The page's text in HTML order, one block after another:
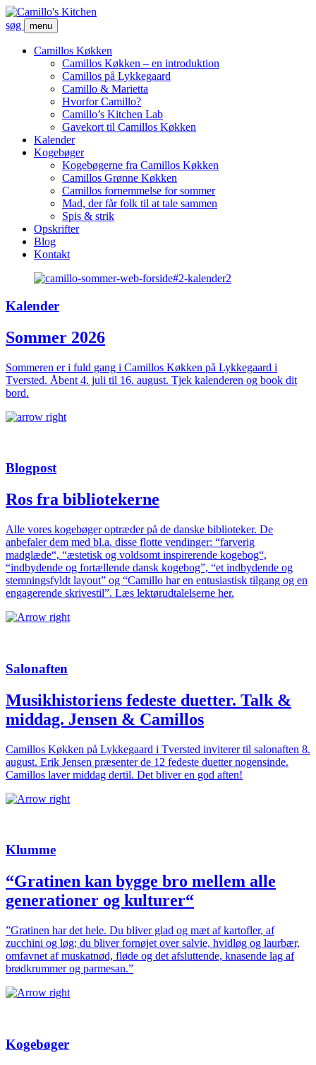
søg menu
Camillos Køkken
Camillos Køkken – en introduktion
Camillos på Lykkegaard
Camillo & Marietta
Hvorfor Camillo?
Camillo’s Kitchen Lab
Gavekort til Camillos Køkken
Kalender
Kogebøger
Kogebøgerne fra Camillos Køkken
Camillos Grønne Køkken
Camillos fornemmelse for sommer
Mad, der får folk til at tale sammen
Spis & strik
Opskrifter
Blog
Kontakt
Kalender
Sommer 2026
Sommeren er i fuld gang i Camillos Køkken på Lykkegaard i
Tversted. Åbent 4. juli til 16. august. Tjek kalenderen og book dit
bord.
Blogpost
Ros fra bibliotekerne
Alle vores kogebøger optræder på de danske biblioteker. De
anbefaler dem med bl.a. disse flotte vendinger: “farverig
madglæde“, “æstetisk og voldsomt inspirerende kogebog“,
“indbydende og fortællende dansk kogebog”, “et indbydende og
stemningsfyldt layout” og “Camillo har en entusiastisk tilgang og en
engagerende skrivestil”. Læs lektørudtalelserne her.
Salonaften
Musikhistoriens fedeste duetter. Talk &
middag. Jensen & Camillos
Camillos Køkken på Lykkegaard i Tversted inviterer til salonaften 8.
august. Erik Jensen præsenter de 12 fedeste duetter nogensinde.
Camillos laver middag dertil. Det bliver en god aften!
Klumme
“Gratinen kan bygge bro mellem alle
generationer og kulturer“
”Gratinen har det hele. Du bliver glad og mæt af kartofler, af
zucchini og løg; du bliver fornøjet over salvie, hvidløg og laurbær,
omfavnet af muskatnød, fløde og det afsluttende, knasende lag af
brødkrummer og parmesan.”
Kogebøger